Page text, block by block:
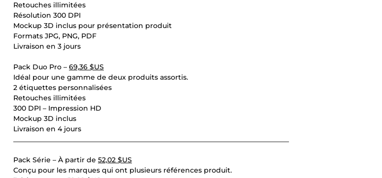
Retouches illimitées
Résolution 300 DPI
Mockup 3D inclus pour présentation produit
Formats JPG, PNG, PDF
Livraison en 3 jours
Pack Duo Pro – 69,36 $US
Idéal pour une gamme de deux produits assortis.
2 étiquettes personnalisées
Retouches illimitées
300 DPI – Impression HD
Mockup 3D inclus
Livraison en 4 jours
Pack Série – À partir de 52,02 $US
Conçu pour les marques qui ont plusieurs références produit.